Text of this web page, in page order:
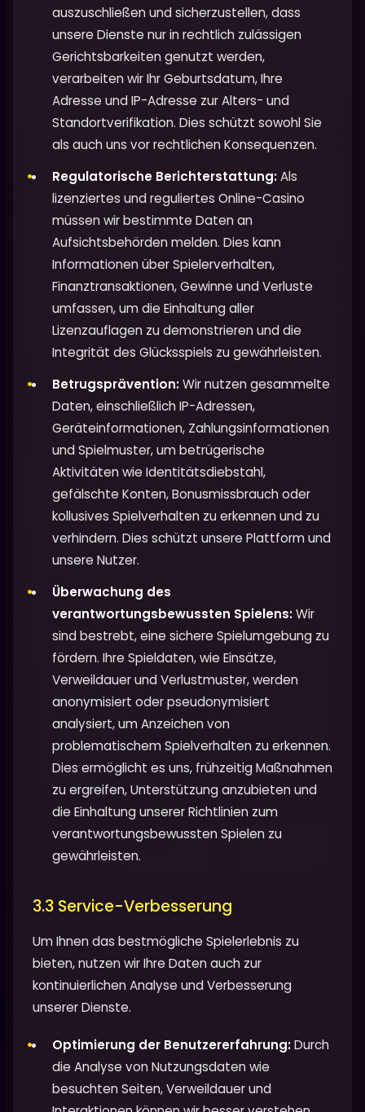
auszuschließen und sicherzustellen, dass
unsere Dienste nur in rechtlich zulässigen
Gerichtsbarkeiten genutzt werden,
verarbeiten wir Ihr Geburtsdatum, Ihre
Adresse und IP-Adresse zur Alters- und
Standortverifikation. Dies schützt sowohl Sie
als auch uns vor rechtlichen Konsequenzen.
Regulatorische Berichterstattung:Als
lizenziertes und reguliertes Online-Casino
müssen wir bestimmte Daten an
Aufsichtsbehörden melden. Dies kann
Informationen über Spielerverhalten,
Finanztransaktionen, Gewinne und Verluste
umfassen, um die Einhaltung aller
Lizenzauflagen zu demonstrieren und die
Integrität des Glücksspiels zu gewährleisten.
Betrugsprävention:Wir nutzen gesammelte
Daten, einschließlich IP-Adressen,
Geräteinformationen, Zahlungsinformationen
und Spielmuster, um betrügerische
Aktivitäten wie Identitätsdiebstahl,
gefälschte Konten, Bonusmissbrauch oder
kollusives Spielverhalten zu erkennen und zu
verhindern. Dies schützt unsere Plattform und
unsere Nutzer.
Überwachung des
verantwortungsbewussten Spielens:Wir
sind bestrebt, eine sichere Spielumgebung zu
fördern. Ihre Spieldaten, wie Einsätze,
Verweildauer und Verlustmuster, werden
anonymisiert oder pseudonymisiert
analysiert, um Anzeichen von
problematischem Spielverhalten zu erkennen.
Dies ermöglicht es uns, frühzeitig Maßnahmen
zu ergreifen, Unterstützung anzubieten und
die Einhaltung unserer Richtlinien zum
verantwortungsbewussten Spielen zu
gewährleisten.
3.3 Service-Verbesserung
Um Ihnen das bestmögliche Spielerlebnis zu
bieten, nutzen wir Ihre Daten auch zur
kontinuierlichen Analyse und Verbesserung
unserer Dienste.
Optimierung der Benutzererfahrung:Durch
die Analyse von Nutzungsdaten wie
besuchten Seiten, Verweildauer und